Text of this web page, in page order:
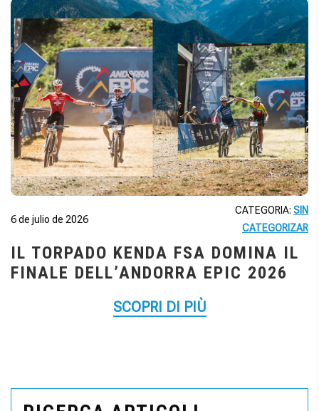
6 de julio de 2026
CATEGORIA: SIN
CATEGORIZAR
IL TORPADO KENDA FSA DOMINA IL
FINALE DELL’ANDORRA EPIC 2026
SCOPRI DI PIÙ